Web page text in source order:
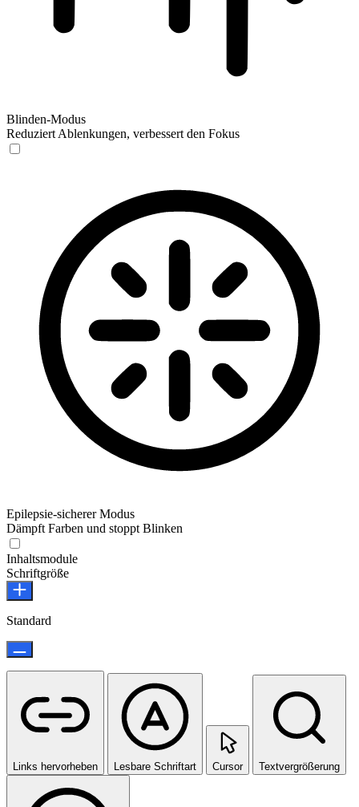
Blinden-Modus
Reduziert Ablenkungen, verbessert den Fokus
Epilepsie-sicherer Modus
Dämpft Farben und stoppt Blinken
Inhaltsmodule
Schriftgröße
Standard
Links hervorheben Lesbare Schriftart Cursor Textvergrößerung